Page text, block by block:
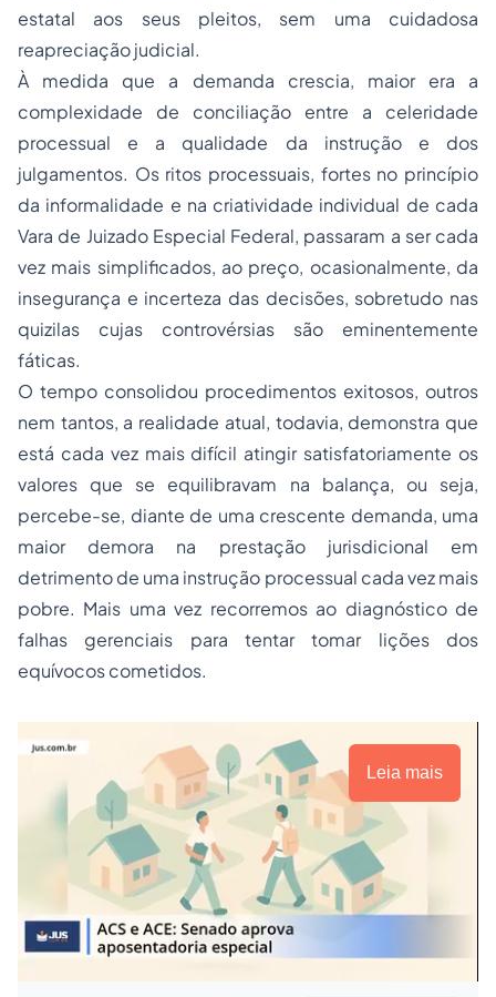
estatal aos seus pleitos, sem uma cuidadosa
reapreciação judicial.
À medida que a demanda crescia, maior era a
complexidade de conciliação entre a celeridade
processual e a qualidade da instrução e dos
julgamentos. Os ritos processuais, fortes no princípio
da informalidade e na criatividade individual de cada
Vara de Juizado Especial Federal, passaram a ser cada
vez mais simplificados, ao preço, ocasionalmente, da
insegurança e incerteza das decisões, sobretudo nas
quizilas cujas controvérsias são eminentemente
fáticas.
O tempo consolidou procedimentos exitosos, outros
nem tantos, a realidade atual, todavia, demonstra que
está cada vez mais difícil atingir satisfatoriamente os
valores que se equilibravam na balança, ou seja,
percebe-se, diante de uma crescente demanda, uma
maior demora na prestação jurisdicional em
detrimento de uma instrução processual cada vez mais
pobre. Mais uma vez recorremos ao diagnóstico de
falhas gerenciais para tentar tomar lições dos
equívocos cometidos.
Leia mais